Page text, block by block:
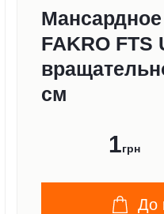
FAKRO FTS
см
1грн
До